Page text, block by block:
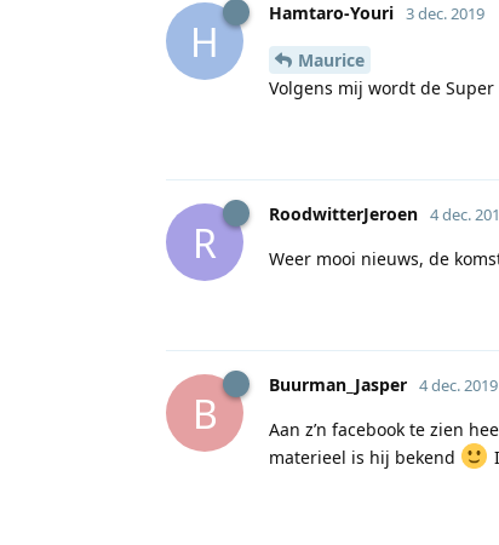
H
Hamtaro-Youri 3 dec. 2019
Maurice
Volgens mij wordt de
R
RoodwitterJeroen 4 dec.
Weer mooi nieuws, de
B
Buurman_Jasper 4 dec. 2019
Aan z’n facebook te zien
materieel is hij bekend